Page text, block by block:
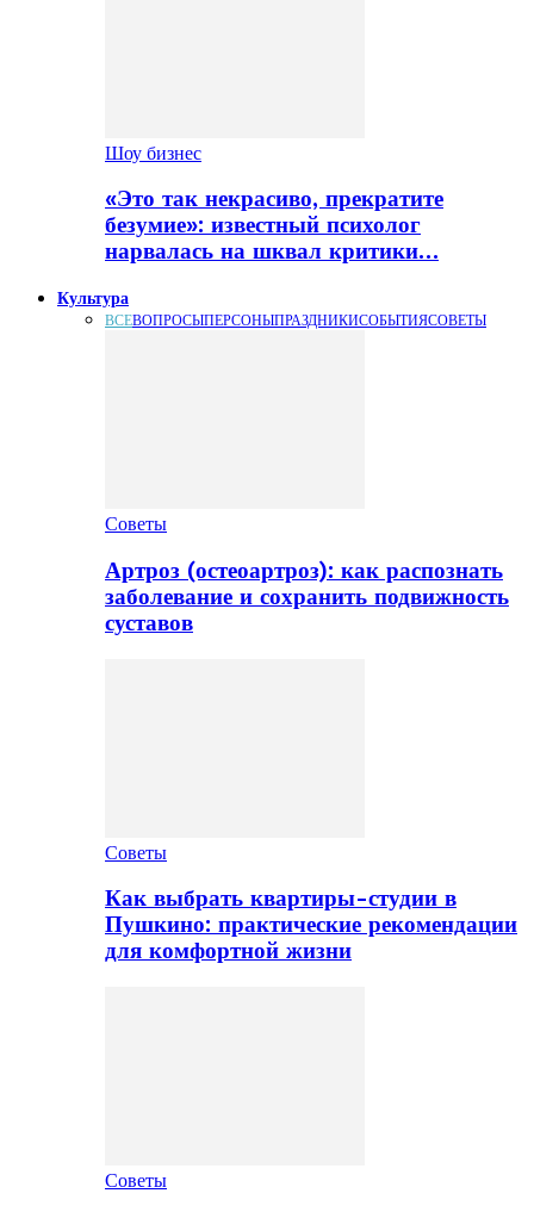
Шоу бизнес
«Это так некрасиво, прекратите
безумие»: известный психолог
нарвалась на шквал критики…
Культура
ВСЕВОПРОСЫПЕРСОНЫПРАЗДНИКИСОБЫТИЯСОВЕТЫ
Советы
Артроз (остеоартроз): как распознать
заболевание и сохранить подвижность
суставов
Советы
Как выбрать квартиры-студии в
Пушкино: практические рекомендации
для комфортной жизни
Советы